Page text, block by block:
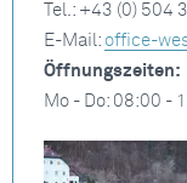
Tel.: +43 (0) 504
E-Mail: office-
Öffnungszeiten:
Mo - Do: 08:00 -